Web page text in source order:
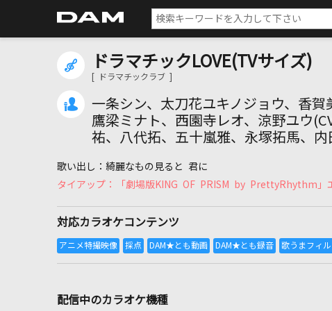
ドラマチックLOVE(TVサイズ)
[ ドラマチックラブ ]
一条シン、太刀花ユキノジョウ、香賀
鷹梁ミナト、西園寺レオ、涼野ユウ
祐、八代拓、五十嵐雅、永塚拓馬、内
綺麗なもの見ると 君に
「劇場版KING OF PRISM by PrettyRhythm」
対応カラオケコンテンツ
配信中のカラオケ機種